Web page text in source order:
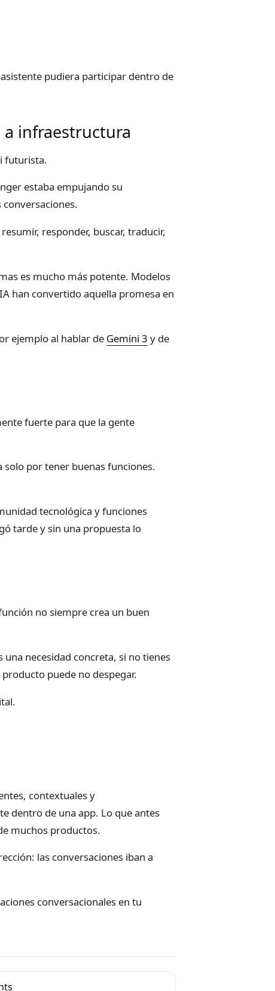
pudiera participar dentro de
a infraestructura
futurista.
estaba empujando su
responder, buscar, traducir,
es mucho más potente. Modelos
han convertido aquella promesa en
ejemplo al hablar de Gemini 3 y de
fuerte para que la gente
solo por tener buenas funciones.
tecnológica y funciones
tarde y sin una propuesta lo
no siempre crea un buen
necesidad concreta, si no tienes
puede no despegar.
contextuales y
dentro de una app. Lo que antes
muchos productos.
las conversaciones iban a
conversacionales en tu